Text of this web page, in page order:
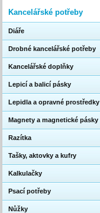
Kancelářské potřeby
Diáře
Drobné kancelářské potřeby
Kancelářské doplňky
Lepicí a balicí pásky
Lepidla a opravné prostředky
Magnety a magnetické pásky
Razítka
Tašky, aktovky a kufry
Kalkulačky
Psací potřeby
Nůžky